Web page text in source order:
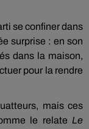
se confiner dans
surprise : en son
dans la maison,
pour la rendre
mais ces
le relate Le